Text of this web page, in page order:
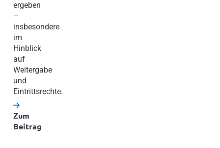
ergeben
–
insbesondere
im
Hinblick
auf
Weitergabe
und
Eintrittsrechte.
Zum
Beitrag